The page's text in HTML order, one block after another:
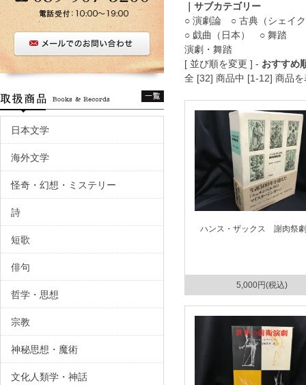
｜サブカテゴリー
○ 演劇論 ○ 古典（シェイ
○ 戯曲（日本） ○ 舞踏
演劇・舞踏
[ 並び順を変更 ] - おすすめ
全 [32] 商品中 [1-12] 商品
ハンス・ザックス 謝肉祭
5,000円(税込)
日本文学
海外文学
怪奇・幻想・ミステリー
詩
短歌
俳句
哲学・思想
宗教
神秘思想・魔術
文化人類学・神話